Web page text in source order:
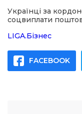
Українці за
соцвиплати
LIGA.Бізнес
FACEBOOK